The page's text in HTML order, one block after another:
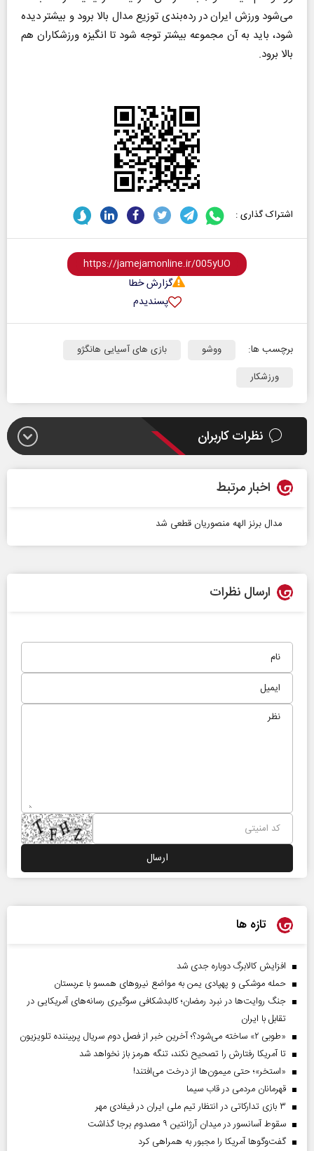
می‌شود ورزش ایران در رده‌بندی توزیع مدال بالا برود و بیشتر دیده
شود، باید به آن مجموعه بیشتر توجه شود تا انگیزه ورزشکاران هم
بالا برود.
اشتراک گذاری :
گزارش خطا
پسندیدم
برچسب ها: ووشو
بازی های آسیایی هانگژو
ورزشکار
نظرات کاربران
اخبار مرتبط
مدال برنز الهه منصوریان قطعی شد
ارسال نظرات
تازه ها
افزایش کالابرگ دوباره جدی شد
حمله موشکی و پهپادی یمن به مواضع نیروهای همسو با عربستان
جنگ روایت‌ها در نبرد رمضان؛ کالبدشکافی سوگیری رسانه‌های آمریکایی در
تقابل با ایران
«طوبی ۲» ساخته می‌شود؟؛ آخرین خبر از فصل دوم سریال پربیننده تلویزیون
تا آمریکا رفتارش را تصحیح نکند، تنگه هرمز باز نخواهد شد
«استخر»‌‌؛ حتی میمون‌ها از درخت می‌افتند!
قهرمانان مردمی در قاب سیما
۳ بازی تدارکاتی در انتظار تیم ملی ایران در فیفادی مهر
سقوط آسانسور در میدان آرژانتین ۹ مصدوم برجا گذاشت
گفت‌وگوها آمریکا را مجبور به همراهی کرد